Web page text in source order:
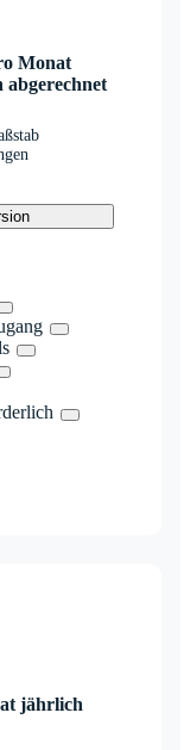
Monat
abgerechnet
jährlich